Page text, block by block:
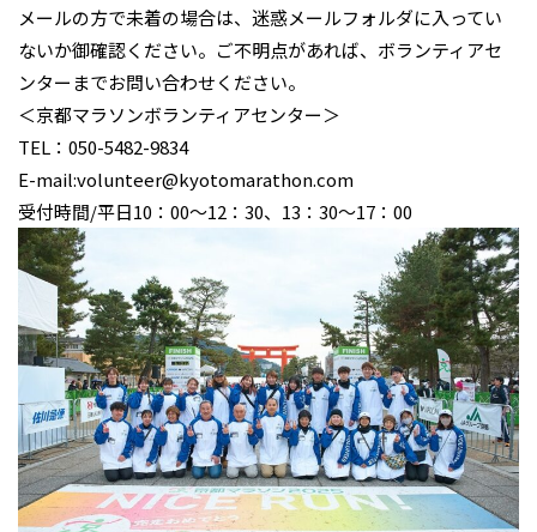
メールの方で未着の場合は、迷惑メールフォルダに入ってい
ないか御確認ください。ご不明点があれば、ボランティアセ
ンターまでお問い合わせください。
＜京都マラソンボランティアセンター＞
TEL：050-5482-9834
E-mail:volunteer@kyotomarathon.com
受付時間/平日10：00～12：30、13：30～17：00